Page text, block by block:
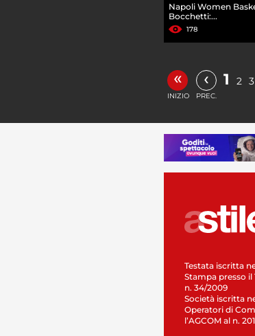
Napoli Women
Bocchetti:...
178
«
INIZIO
‹
PREC.
1 2 3
Testata iscritta
Stampa presso il
n. 34/2009
Società iscritta
Operatori di
l’AGCOM al n.